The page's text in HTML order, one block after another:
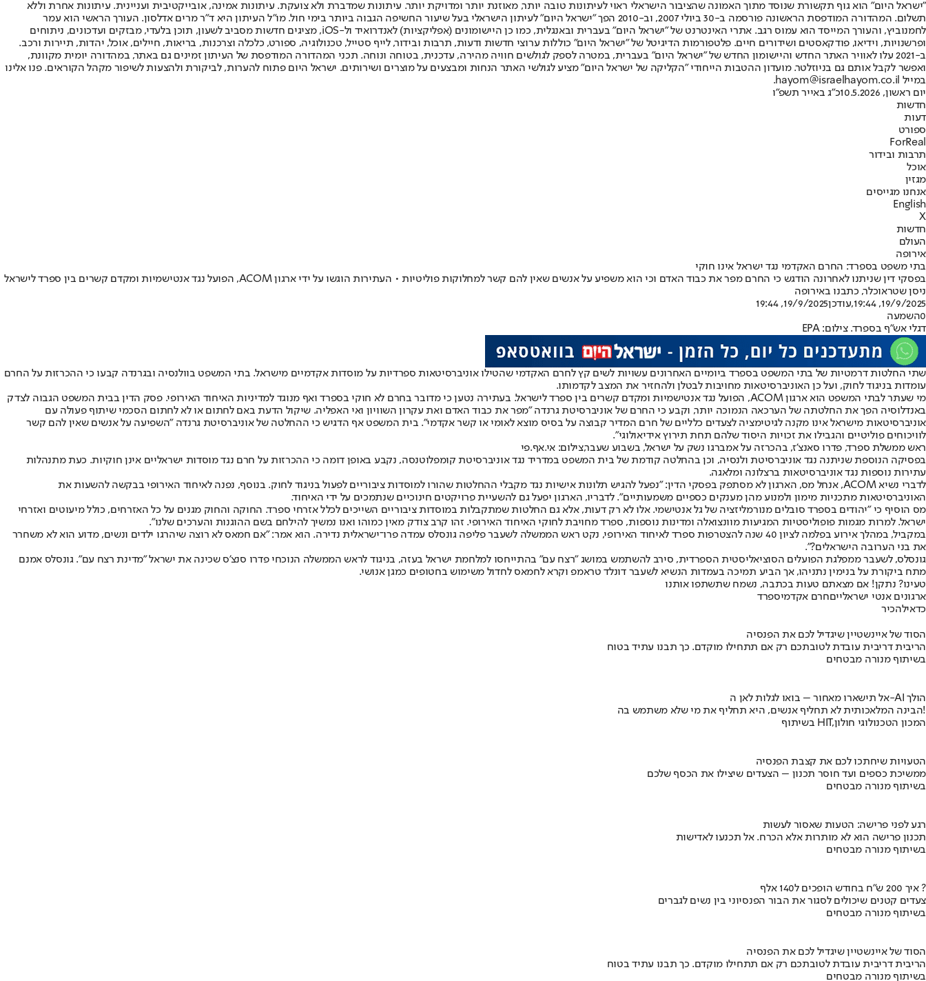
"ישראל היום" הוא גוף תקשורת שנוסד מתוך האמונה שהציבור הישראלי ראוי לעיתונות טובה יותר, מאוזנת יותר ומדויקת יותר. עיתונות שמדברת ולא צועקת. עיתונות אמינה, אובייקטיבית ועניינית. עיתונות אחרת וללא
תשלום. המהדורה המודפסת הראשונה פורסמה ב-30 ביולי 2007, וב-2010 הפך "ישראל היום" לעיתון הישראלי בעל שיעור החשיפה הגבוה ביותר בימי חול. מו"ל העיתון היא ד"ר מרים אדלסון. העורך הראשי הוא עמר
לחמנוביץ, והעורך המייסד הוא עמוס רגב. אתרי האינטרנט של "ישראל היום" בעברית ובאנגלית, כמו כן היישומונים (אפליקציות) לאנדרואיד ול-iOS, מציגים חדשות מסביב לשעון, תוכן בלעדי, מבזקים ועדכונים, ניתוחים
ופרשנויות, וידיאו, פודקאסטים ושידורים חיים. פלטפורמות הדיגיטל של "ישראל היום" כוללות ערוצי חדשות ודעות, תרבות ובידור, לייף סטייל, טכנולוגיה, ספורט, כלכלה וצרכנות, בריאות, חיילים, אוכל, יהדות, תיירות ורכב.
ב-2021 עלו לאוויר האתר החדש והיישומון החדש של "ישראל היום" בעברית, במטרה לספק לגולשים חוויה מהירה, עדכנית, בטוחה ונוחה. תכני המהדורה המודפסת של העיתון זמינים גם באתר, במהדורה יומית מקוונת,
ואפשר לקבל אותם גם בניוזלטר. מועדון ההטבות הייחודי "הקליקה של ישראל היום" מציע לגולשי האתר הנחות ומבצעים על מוצרים ושירותים. ישראל היום פתוח להערות, לביקורת ולהצעות לשיפור מקהל הקוראים. פנו אלינו
במייל hayom@israelhayom.co.il.
יום ראשון, 10.5.2026
כ"ג באייר תשפ"ו
חדשות
דעות
ספורט
ForReal
תרבות ובידור
אוכל
מגזין
אנחנו מגייסים
English
X
חדשות
העולם
אירופה
בתי משפט בספרד: החרם האקדמי נגד ישראל אינו חוקי
בפסקי דין שניתנו לאחרונה הודגש כי החרם מפר את כבוד האדם וכי הוא משפיע על אנשים שאין להם קשר למחלוקות פוליטיות • העתירות הוגשו על ידי ארגון ACOM, הפועל נגד אנטישמיות ומקדם קשרים בין ספרד לישראל
ניסן שטראוכלר, כתבנו באירופה
19/9/2025, 19:44
,עודכן19/9/2025, 19:44
0השמעה
דגלי אש"ף בספרד. צילום: EPA
שתי החלטות דרמטיות של בתי המשפט בספרד ביומיים האחרונים עשויות לשים קץ לחרם האקדמי שהטילו אוניברסיטאות ספרדיות על מוסדות אקדמיים מישראל. בתי המשפט בוולנסיה ובגרנדה קבעו כי ההכרזות על החרם
עומדות בניגוד לחוק, ועל כן האוניברסיטאות מחויבות לבטלן ולהחזיר את המצב לקדמותו.
מי שעתר לבתי המשפט הוא ארגון ACOM, הפועל נגד אנטישמיות ומקדם קשרים בין ספרד לישראל. בעתירה נטען כי מדובר בחרם לא חוקי בספרד ואף מנוגד למדיניות האיחוד האירופי. פסק הדין בבית המשפט הגבוה לצדק
באנדלוסיה הפך את החלטתה של הערכאה הנמוכה יותר, וקבע כי החרם של אוניברסיטת גרנדה "מפר את כבוד האדם ואת עקרון השוויון ואי האפליה. שיקול הדעת באם לחתום או לא לחתום הסכמי שיתוף פעולה עם
אוניברסיטאות מישראל אינו מקנה לגיטימציה לצעדים כלליים של חרם המדיר קבוצה על בסיס מוצא לאומי או קשר אקדמי". בית המשפט אף הדגיש כי ההחלטה של אוניברסיטת גרנדה "השפיעה על אנשים שאין להם קשר
לוויכוחים פוליטיים והגבילו את זכויות היסוד שלהם תחת תירוץ אידיאולוגי".
ראש ממשלת ספרד, פדרו סאנצ'ז, בהכרזה על אמברגו נשק על ישראל, בשבוע שעבר,צילום: אי.אף.פי
בפסיקה הנוספת שניתנה נגד אוניברסיטת ולנסיה, וכן בהחלטה קודמת של בית המשפט במדריד נגד אוניברסיטת קומפלוטנסה, נקבע באופן דומה כי ההכרזות על חרם נגד מוסדות ישראליים אינן חוקיות. כעת מתנהלות
עתירות נוספות נגד אוניברסיטאות ברצלונה ומלאגה.
לדברי נשיא ACOM, אנחל מס, הארגון לא מסתפק בפסקי הדין: "נפעל להגיש תלונות אישיות נגד מקבלי ההחלטות שהורו למוסדות ציבוריים לפעול בניגוד לחוק. בנוסף, נפנה לאיחוד האירופי בבקשה להשעות את
האוניברסיטאות מתכניות מימון ולמנוע מהן מענקים כספיים משמעותיים". לדבריו, הארגון יפעל גם להשעיית פרויקטים חינוכיים שנתמכים על ידי האיחוד.
מס הוסיף כי "יהודים בספרד סובלים מנורמליזציה של גל אנטישמי. אלו לא רק דעות, אלא גם החלטות שמתקבלות במוסדות ציבוריים השייכים לכלל אזרחי ספרד. החוקה והחוק מגנים על כל האזרחים, כולל מיעוטים ואזרחי
ישראל. למרות מגמות פופוליסטיות המגיעות מוונצואלה ומדינות נוספות, ספרד מחויבת לחוקי האיחוד האירופי. זהו קרב צודק מאין כמוהו ואנו נמשיך להילחם בשם ההוגנות והערכים שלנו".
במקביל, במהלך אירוע בפלמה לציון 40 שנה להצטרפות ספרד לאיחוד האירופי, נקט ראש הממשלה לשעבר פליפה גונסלס עמדה פרו־ישראלית נדירה. הוא אמר: "אם חמאס לא רוצה שיהרגו ילדים ונשים, מדוע הוא לא משחרר
את בני הערובה הישראלים?".
גונסלס, לשעבר ממפלגת הפועלים הסוציאליסטית הספרדית, סירב להשתמש במושג "רצח עם" בהתייחסו למלחמת ישראל בעזה, בניגוד לראש הממשלה הנוכחי פדרו סנצ'ס שכינה את ישראל "מדינת רצח עם". גונסלס אמנם
מתח ביקורת על בנימין נתניהו, אך הביע תמיכה בעמדות הנשיא לשעבר דונלד טראמפ וקרא לחמאס לחדול משימוש בחטופים כמגן אנושי.
טעינו? נתקן! אם מצאתם טעות בכתבה, נשמח שתשתפו אותנו
ארגונים אנטי ישראלייםחרם אקדמיספרד
כדאילהכיר
הסוד של איינשטיין שיגדיל לכם את הפנסיה
הריבית דריבית עובדת לטובתכם רק אם תתחילו מוקדם. כך תבנו עתיד בטוח
בשיתוף מנורה מבטחים
אל תישארו מאחור – בואו לגלות לאן ה-AI הולך
הבינה המלאכותית לא תחליף אנשים, היא תחליף את מי שלא משתמש בה!
בשיתוף HIT,המכון הטכנולוגי חולון
הטעויות שיחתכו לכם את קצבת הפנסיה
ממשיכת כספים ועד חוסר תכנון – הצעדים שיצילו את הכסף שלכם
בשיתוף מנורה מבטחים
רגע לפני פרישה: הטעות שאסור לעשות
תכנון פרישה הוא לא מותרות אלא הכרח. אל תכנעו לאדישות
בשיתוף מנורה מבטחים
איך 200 ש"ח בחודש הופכים ל140 אלף ?
צעדים קטנים שיכולים לסגור את הבור הפנסיוני בין נשים לגברים
בשיתוף מנורה מבטחים
הסוד של איינשטיין שיגדיל לכם את הפנסיה
הריבית דריבית עובדת לטובתכם רק אם תתחילו מוקדם. כך תבנו עתיד בטוח
בשיתוף מנורה מבטחים